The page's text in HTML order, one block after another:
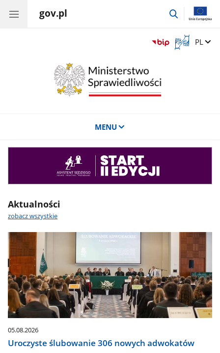
gov.pl
przejdź
Otwórz
okno
Zmień
PL
MENU
Aktualności
zobacz wszystkie
05.08.2026
Uroczyste ślubowanie 306 nowych adwokatów